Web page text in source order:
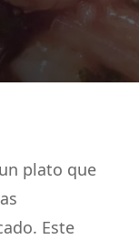
plato que
Este